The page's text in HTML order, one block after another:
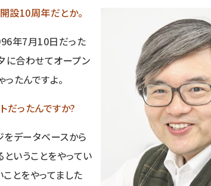
設10周年だとか。
年7月10日だった
に合わせてオープン
ったんですよ。
ったんですか?
データベースから
いうことをやってい
ことをやってました